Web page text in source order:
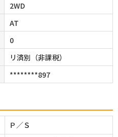
2WD
AT
0
リ済別（非課税）
********897
Ｐ／Ｓ